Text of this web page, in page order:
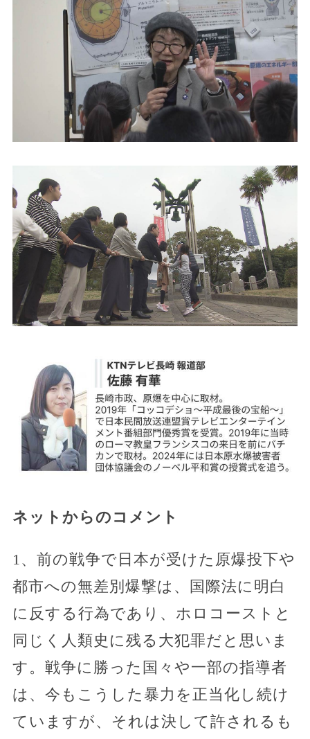
ネットからのコメント
1、前の戦争で日本が受けた原爆投下や
都市への無差別爆撃は、国際法に明白
に反する行為であり、ホロコーストと
同じく人類史に残る大犯罪だと思いま
す。戦争に勝った国々や一部の指導者
は、今もこうした暴力を正当化し続け
ていますが、それは決して許されるも